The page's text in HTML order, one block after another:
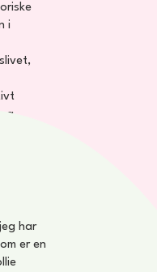
i
og
har
er en